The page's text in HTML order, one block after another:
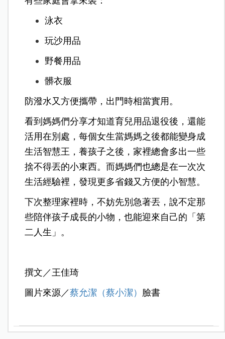
泳衣
玩沙用品
野餐用品
髒衣服
防潑水又方便攜帶，出門時相當實用。
看到媽媽們分享才知道育兒用品退役後，還能
活用在別處，每個女生當媽媽之後都能變身成
生活智慧王，養孩子之後，家裡總會多出一些
捨不得丟的小東西。而媽媽們也總是在一次次
生活經驗裡，發現更多省錢又方便的小智慧。
下次整理家裡時，不妨先別急著丟，說不定那
些陪伴孩子成長的小物，也能迎來自己的「第
二人生」。
撰文／王佳琦
圖片來源／蔡允潔（蔡小潔） 臉書